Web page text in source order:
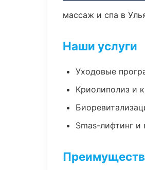
массаж и спа в
Наши услуги
Уходовые
Криолиполиз и
Smas-лифтинг и